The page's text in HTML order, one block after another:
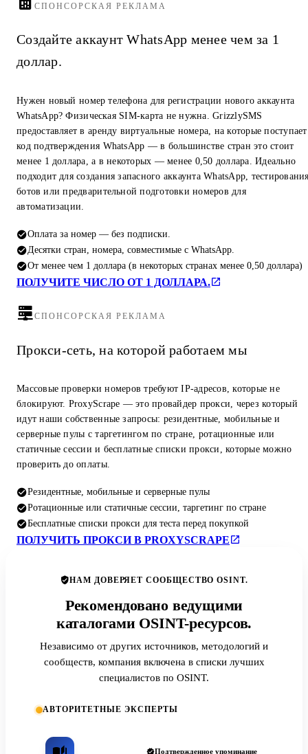
СПОНСОРСКАЯ РЕКЛАМА
Создайте аккаунт WhatsApp менее чем за 1
доллар.
Нужен новый номер телефона для регистрации нового аккаунта
WhatsApp? Физическая SIM-карта не нужна. GrizzlySMS
предоставляет в аренду виртуальные номера, на которые поступает
код подтверждения WhatsApp — в большинстве стран это стоит
менее 1 доллара, а в некоторых — менее 0,50 доллара. Идеально
подходит для создания запасного аккаунта WhatsApp,
ботов или предварительной подготовки номеров для
автоматизации.
Оплата за номер — без подписки.
Десятки стран, номера, совместимые с WhatsApp.
От менее чем 1 доллара (в некоторых странах менее 0,50 доллара)
ПОЛУЧИТЕ ЧИСЛО ОТ 1 ДОЛЛАРА.
СПОНСОРСКАЯ РЕКЛАМА
Прокси-сеть, на которой работаем мы
Массовые проверки номеров требуют IP-адресов, которые не
блокируют. ProxyScrape — это провайдер прокси, через который
идут наши собственные запросы: резидентные, мобильные и
серверные пулы с таргетингом по стране, ротационные или
статичные сессии и бесплатные списки прокси, которые можно
проверить до оплаты.
Резидентные, мобильные и серверные пулы
Ротационные или статичные сессии, таргетинг по стране
Бесплатные списки прокси для теста перед покупкой
ПОЛУЧИТЬ ПРОКСИ В PROXYSCRAPE
НАМ ДОВЕРЯЕТ СООБЩЕСТВО OSINT.
Рекомендовано ведущими
каталогами OSINT-ресурсов.
Независимо от других источников, методологий и
сообществ, компания включена в списки лучших
специалистов по OSINT.
АВТОРИТЕТНЫЕ ЭКСПЕРТЫ
Подтвержденное упоминание